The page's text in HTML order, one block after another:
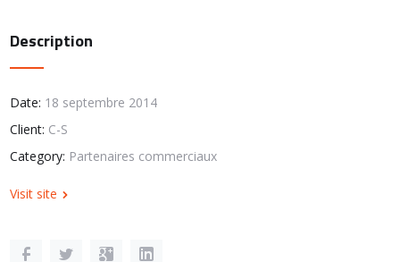
Description
Date: 18 septembre 2014
Client: C-S
Category: Partenaires commerciaux
Visit site